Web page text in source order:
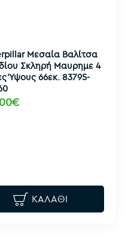
Μεσαία Βαλίτσα
Σκληρή Μαυρημε 4
Ύψους 66εκ. 83795-
ΚΑΛΆΘΙ